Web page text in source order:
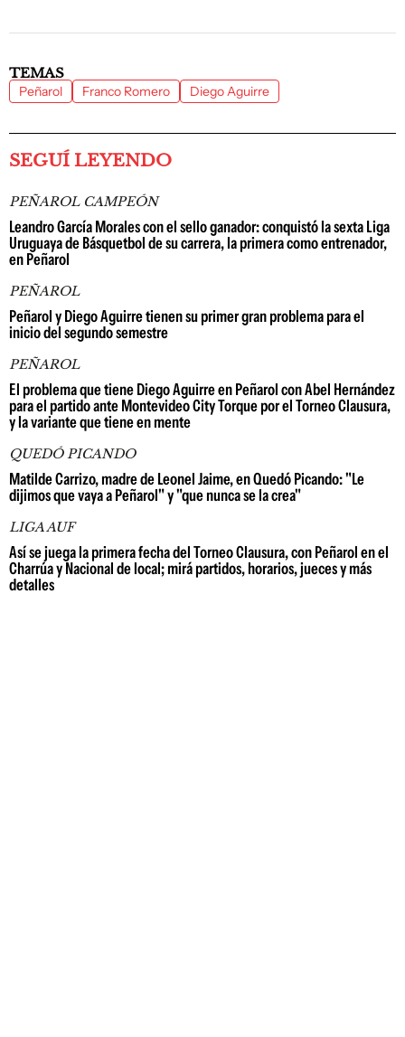
TEMAS
Peñarol Franco Romero Diego Aguirre
SEGUÍ LEYENDO
PEÑAROL CAMPEÓN
Leandro García Morales con el sello ganador: conquistó la sexta Liga
Uruguaya de Básquetbol de su carrera, la primera como entrenador,
en Peñarol
PEÑAROL
Peñarol y Diego Aguirre tienen su primer gran problema para el
inicio del segundo semestre
PEÑAROL
El problema que tiene Diego Aguirre en Peñarol con Abel Hernández
para el partido ante Montevideo City Torque por el Torneo Clausura,
y la variante que tiene en mente
QUEDÓ PICANDO
Matilde Carrizo, madre de Leonel Jaime, en Quedó Picando: "Le
dijimos que vaya a Peñarol" y "que nunca se la crea"
LIGA AUF
Así se juega la primera fecha del Torneo Clausura, con Peñarol en el
Charrúa y Nacional de local; mirá partidos, horarios, jueces y más
detalles